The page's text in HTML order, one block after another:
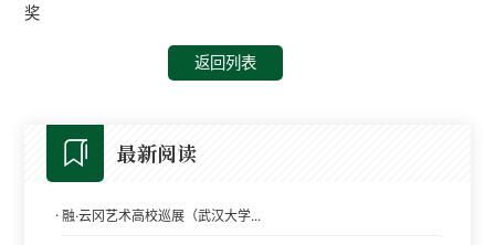
奖
返回列表
最新阅读
· 融·云冈艺术高校巡展（武汉大学...